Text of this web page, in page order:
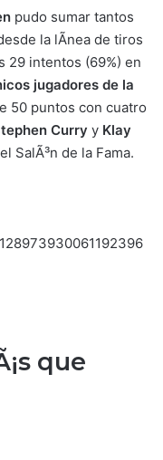
pudo sumar tantos
la lÃ­nea de tiros
29 intentos (69%) en
jugadores de la
50 puntos con cuatro
Curry y Klay
SalÃ³n de la Fama.
que